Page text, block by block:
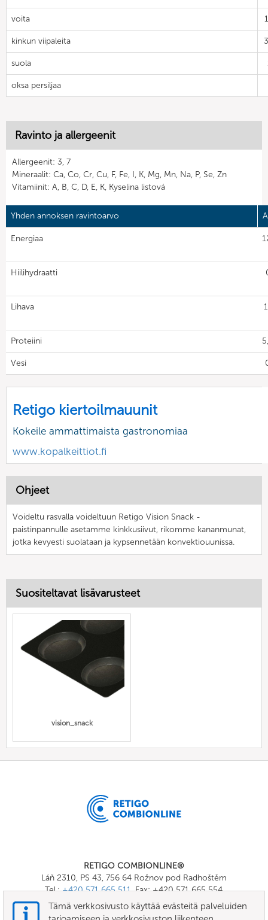
voita
kinkun viipaleita
suola
oksa persiljaa
Ravinto ja allergeenit
Allergeenit: 3, 7
Mineraalit: Ca, Co, Cr, Cu, F, Fe, I, K, Mg, Mn, Na, P, Se, Zn
Vitamiinit: A, B, C, D, E, K, Kyselina listová
Yhden annoksen ravintoarvo
Energiaa
Hiilihydraatti
Lihava
Proteiini
Vesi
Retigo kiertoilmauunit
Kokeile ammattimaista gastronomiaa
www.kopalkeittiot.fi
Ohjeet
Voideltu rasvalla voideltuun Retigo Vision Snack -
paistinpannulle asetamme kinkkusiivut, rikomme kananmunat,
jotka kevyesti suolataan ja kypsennetään konvektiouunissa.
Suositeltavat lisävarusteet
vision_snack
RETIGO COMBIONLINE®
Láň 2310, PS 43, 756 64 Rožnov pod Radhoštěm
Tel.:+420 571 665 511, Fax: +420 571 665 554
E-mail:
info@combionline.com
Tämä verkkosivusto käyttää evästeitä palveluiden